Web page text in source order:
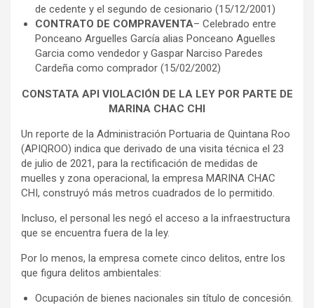
de cedente y el segundo de cesionario (15/12/2001)
CONTRATO DE COMPRAVENTA– Celebrado entre
Ponceano Arguelles García alias Ponceano Aguelles
Garcia como vendedor y Gaspar Narciso Paredes
Cardeña como comprador (15/02/2002)
CONSTATA API VIOLACIÓN DE LA LEY POR PARTE DE
MARINA CHAC CHI
Un reporte de la Administración Portuaria de Quintana Roo
(APIQROO) indica que derivado de una visita técnica el 23
de julio de 2021, para la rectificación de medidas de
muelles y zona operacional, la empresa MARINA CHAC
CHI, construyó más metros cuadrados de lo permitido.
Incluso, el personal les negó el acceso a la infraestructura
que se encuentra fuera de la ley.
Por lo menos, la empresa comete cinco delitos, entre los
que figura delitos ambientales:
Ocupación de bienes nacionales sin título de concesión.